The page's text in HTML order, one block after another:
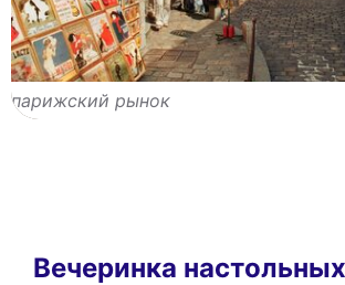
парижский рынок
Вечеринка